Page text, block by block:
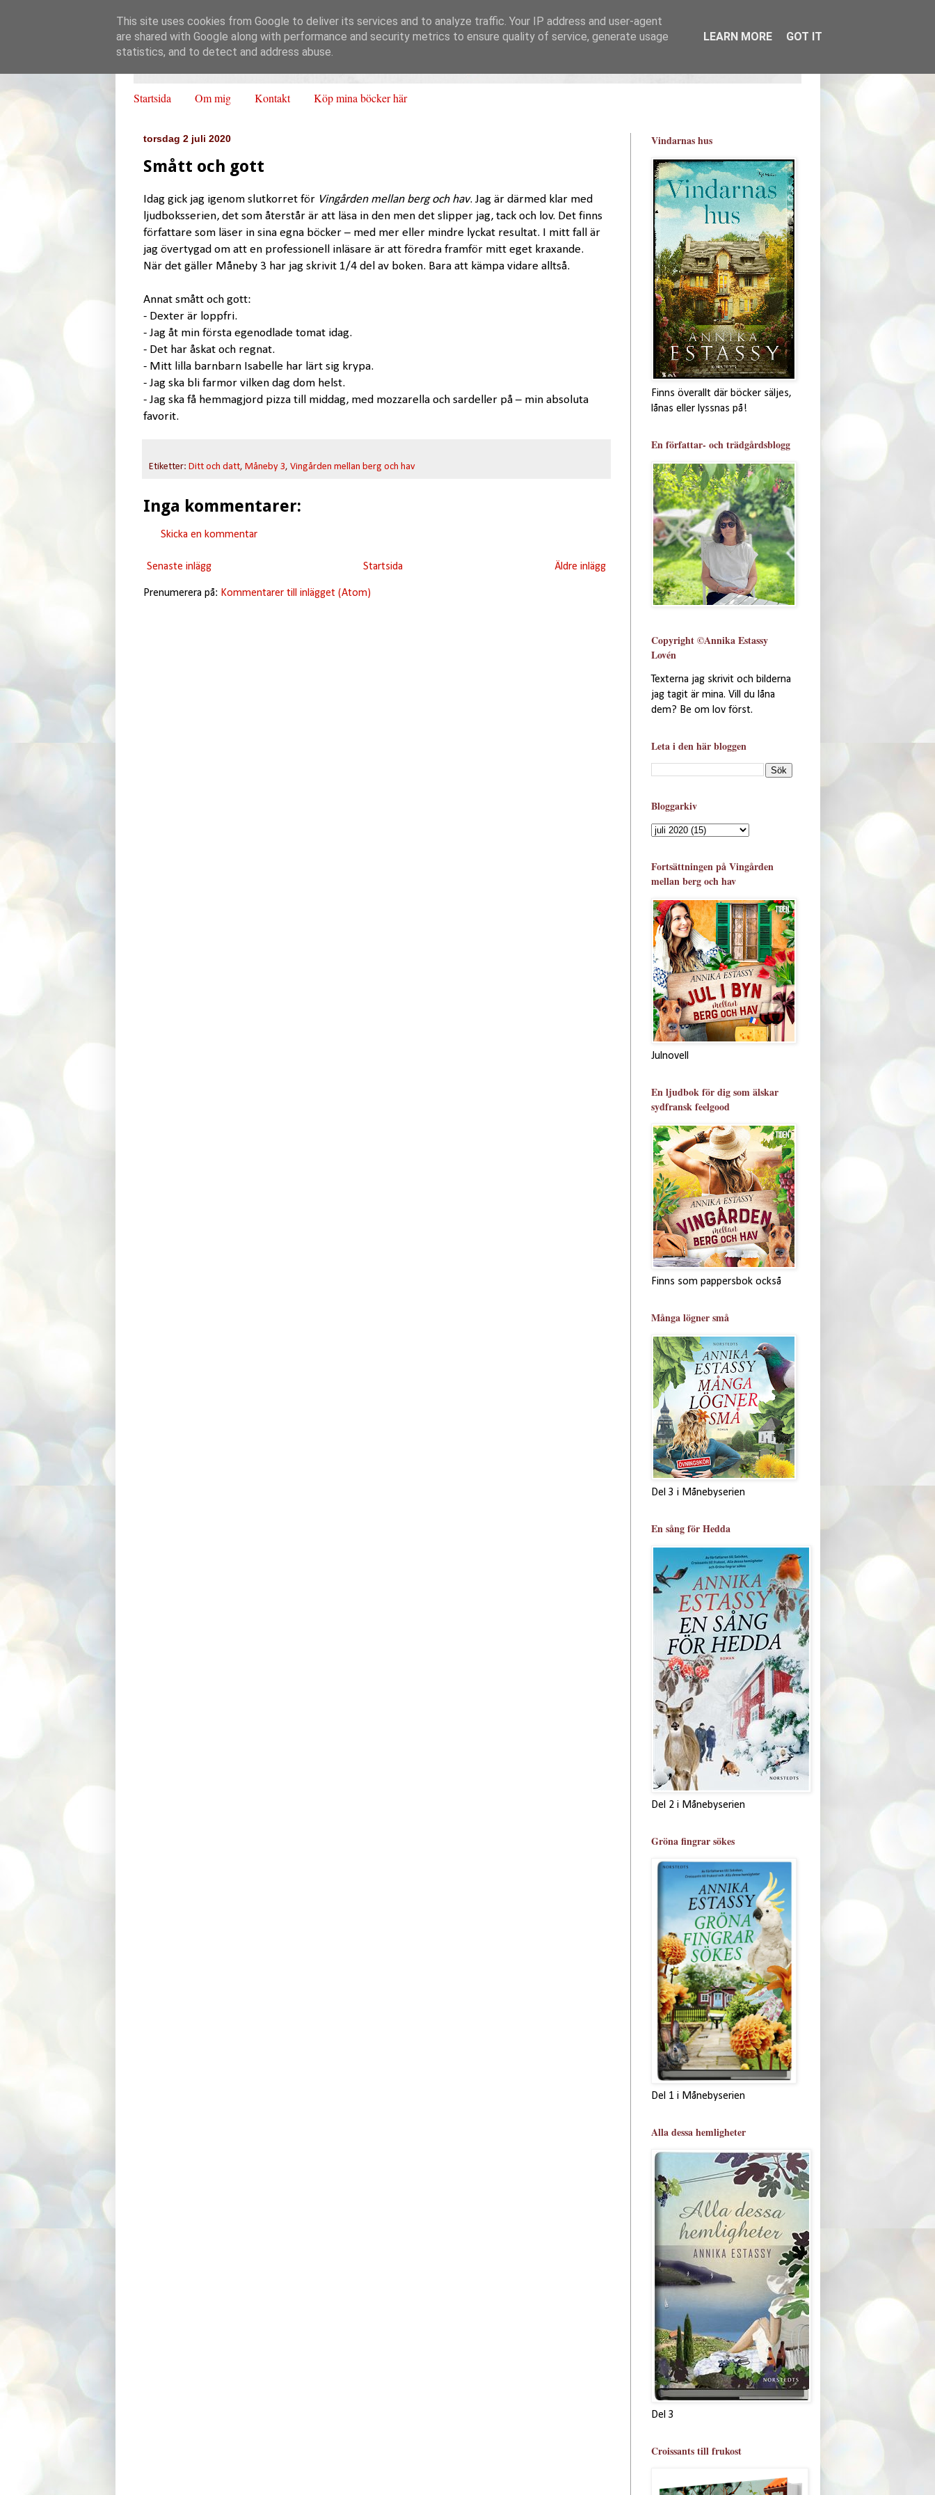
Startsida Om mig Kontakt Köp mina böcker här
torsdag 2 juli 2020
Smått och gott
Idag gick jag igenom slutkorret för Vingården mellan berg och hav. Jag är därmed klar med
ljudboksserien, det som återstår är att läsa in den men det slipper jag, tack och lov. Det finns
författare som läser in sina egna böcker – med mer eller mindre lyckat resultat. I mitt fall är
jag övertygad om att en professionell inläsare är att föredra framför mitt eget kraxande.
När det gäller Måneby 3 har jag skrivit 1/4 del av boken. Bara att kämpa vidare alltså.
Annat smått och gott:
- Dexter är loppfri.
- Jag åt min första egenodlade tomat idag.
- Det har åskat och regnat.
- Mitt lilla barnbarn Isabelle har lärt sig krypa.
- Jag ska bli farmor vilken dag dom helst.
- Jag ska få hemmagjord pizza till middag, med mozzarella och sardeller på – min absoluta
favorit.
Etiketter: Ditt och datt, Måneby 3, Vingården mellan berg och hav
Inga kommentarer:
Skicka en kommentar
Senaste inlägg Äldre inlägg
Startsida
Prenumerera på: Kommentarer till inlägget (Atom)
Vindarnas hus
Finns överallt där böcker säljes,
lånas eller lyssnas på!
En författar- och trädgårdsblogg
Copyright ©Annika Estassy
Lovén
Texterna jag skrivit och bilderna
jag tagit är mina. Vill du låna
dem? Be om lov först.
Leta i den här bloggen
Bloggarkiv
Fortsättningen på Vingården
mellan berg och hav
Julnovell
En ljudbok för dig som älskar
sydfransk feelgood
Finns som pappersbok också
Många lögner små
Del 3 i Månebyserien
En sång för Hedda
Del 2 i Månebyserien
Gröna fingrar sökes
Del 1 i Månebyserien
Alla dessa hemligheter
Del 3
Croissants till frukost
This site uses cookies from Google to deliver its services and to analyze traffic. Your IP address and user-agent
are shared with Google along with performance and security metrics to ensure quality of service, generate usage
statistics, and to detect and address abuse.
LEARN MORE GOT IT